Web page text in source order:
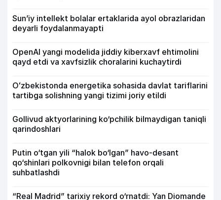
Sun’iy intellekt bolalar ertaklarida ayol obrazlaridan
deyarli foydalanmayapti
OpenAI yangi modelida jiddiy kiberxavf ehtimolini
qayd etdi va xavfsizlik choralarini kuchaytirdi
Oʻzbekistonda energetika sohasida davlat tariflarini
tartibga solishning yangi tizimi joriy etildi
Gollivud aktyorlarining ko‘pchilik bilmaydigan taniqli
qarindoshlari
Putin o‘tgan yili “halok bo‘lgan” havo-desant
qo‘shinlari polkovnigi bilan telefon orqali
suhbatlashdi
“Real Madrid” tarixiy rekord o‘rnatdi: Yan Diomande